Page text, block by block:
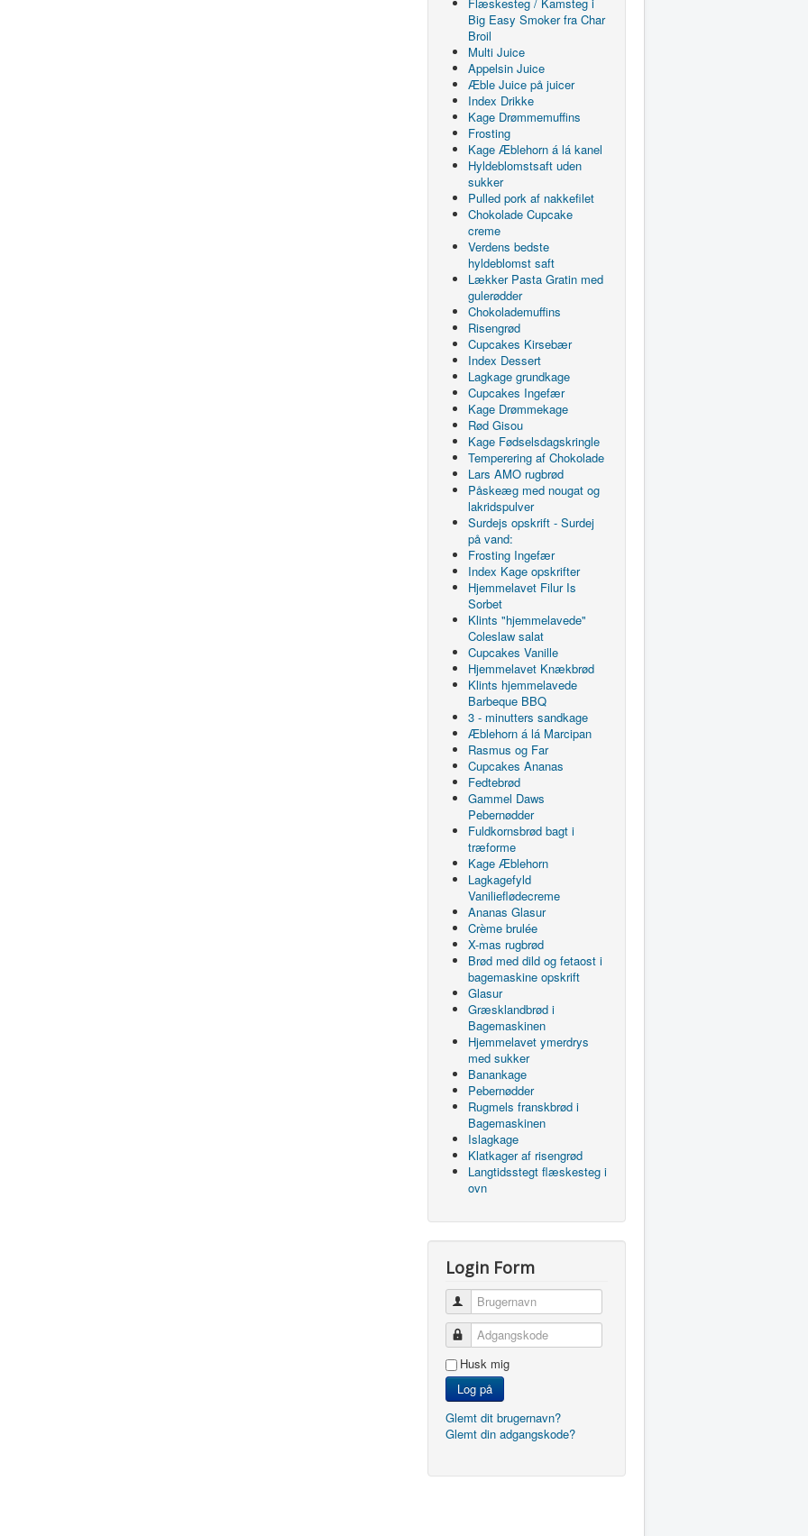
Big Easy Smoker fra Char
Broil
Multi Juice
Appelsin Juice
Æble Juice på juicer
Index Drikke
Kage Drømmemuffins
Frosting
Kage Æblehorn á lá kanel
Hyldeblomstsaft uden
sukker
Pulled pork af nakkefilet
Chokolade Cupcake
creme
Verdens bedste
hyldeblomst saft
Lækker Pasta Gratin med
gulerødder
Chokolademuffins
Risengrød
Cupcakes Kirsebær
Index Dessert
Lagkage grundkage
Cupcakes Ingefær
Kage Drømmekage
Rød Gisou
Kage Fødselsdagskringle
Temperering af Chokolade
Lars AMO rugbrød
Påskeæg med nougat og
lakridspulver
Surdejs opskrift - Surdej
på vand:
Frosting Ingefær
Index Kage opskrifter
Hjemmelavet Filur Is
Sorbet
Klints "hjemmelavede"
Coleslaw salat
Cupcakes Vanille
Hjemmelavet Knækbrød
Klints hjemmelavede
Barbeque BBQ
3 - minutters sandkage
Æblehorn á lá Marcipan
Rasmus og Far
Cupcakes Ananas
Fedtebrød
Gammel Daws
Pebernødder
Fuldkornsbrød bagt i
træforme
Kage Æblehorn
Lagkagefyld
Vanilieflødecreme
Ananas Glasur
Crème brulée
X-mas rugbrød
Brød med dild og fetaost i
bagemaskine opskrift
Glasur
Græsklandbrød i
Bagemaskinen
Hjemmelavet ymerdrys
med sukker
Banankage
Pebernødder
Rugmels franskbrød i
Bagemaskinen
Islagkage
Klatkager af risengrød
Langtidsstegt flæskesteg i
ovn
Login Form
Brugernavn
Adgangskode
Husk mig
Log på
Glemt dit brugernavn?
Glemt din adgangskode?